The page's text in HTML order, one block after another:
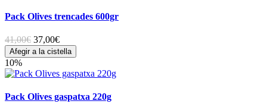
Pack Olives trencades 600gr
41,00€ 37,00€
Afegir a la cistella
10%
Pack Olives gaspatxa 220g